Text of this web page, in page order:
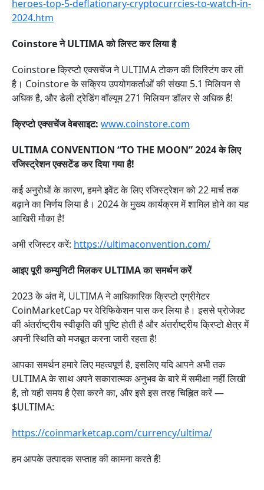
heroes-top-5-deflationary-cryptocurrcies-to-watch-in-
2024.htm
Coinstore ने ULTIMA को लिस्ट कर लिया है
Coinstore क्रिप्टो एक्सचेंज ने ULTIMA टोकन की लिस्टिंग कर ली
है। Coinstore के सक्रिय उपयोगकर्ताओं की संख्या 5.1 मिलियन से
अधिक है, और डेली ट्रेडिंग वॉल्यूम 271 मिलियन डॉलर से अधिक है!
क्रिप्टो एक्सचेंज वेबसाइट: www.coinstore.com
ULTIMA CONVENTION “TO THE MOON” 2024 के लिए
रजिस्ट्रेशन एक्सटेंड कर दिया गया है!
कई अनुरोधों के कारण, हमने इवेंट के लिए रजिस्ट्रेशन को 22 मार्च तक
बढ़ाने का निर्णय लिया है। 2024 के मुख्य कार्यक्रम में शामिल होने का यह
आखिरी मौका है!
अभी रजिस्टर करें: https://ultimaconvention.com/
आइए पूरी कम्युनिटी मिलकर ULTIMA का समर्थन करें
2023 के अंत में, ULTIMA ने आधिकारिक क्रिप्टो एग्रीगेटर
CoinMarketCap पर वेरिफिकेशन पास कर लिया है। इससे प्रोजेक्ट
की अंतर्राष्ट्रीय स्वीकृति की पुष्टि होती है और अंतर्राष्ट्रीय क्रिप्टो क्षेत्र में
अपनी स्थिति को मजबूत करना जारी रहता है!
आपका समर्थन हमारे लिए महत्वपूर्ण है, इसलिए यदि आपने अभी तक
ULTIMA के साथ अपने सकारात्मक अनुभव के बारे में समीक्षा नहीं लिखी
है, तो यही समय है ऐसा करने का, और इसे इस तरह चिह्नित करें —
$ULTIMA:
https://coinmarketcap.com/currency/ultima/
हम आपके उत्पादक सप्ताह की कामना करते हैं!